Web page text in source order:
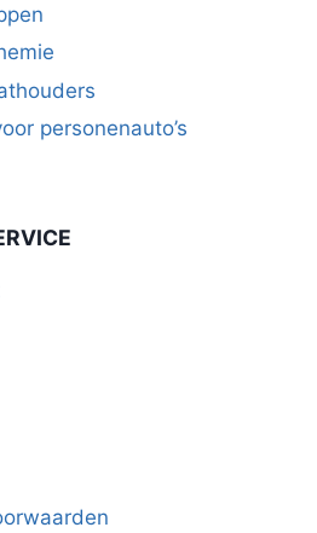
personenauto’s